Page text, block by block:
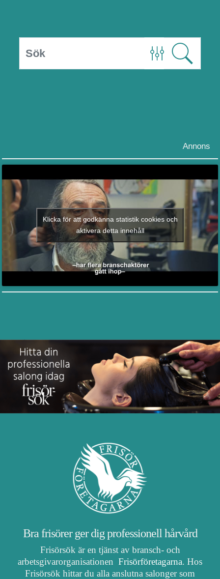
Annons
Klicka för att godkänna statistik cookies och
aktivera detta innehåll
Bra frisörer ger dig professionell hårvård
Frisörsök är en tjänst av bransch- och
arbetsgivarorganisationen Frisörföretagarna. Hos
Frisörsök hittar du alla anslutna salonger som